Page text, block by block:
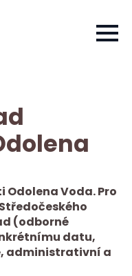
Voda. Pro
(odborné
datu,
administrativní a